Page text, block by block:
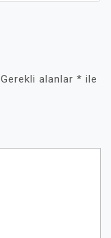
Gerekli alanlar * ile